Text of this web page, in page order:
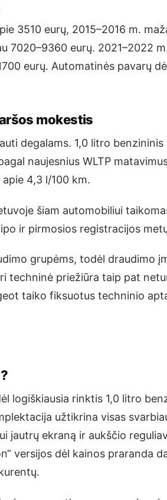
3510 eurų, 2015–2016 m.
7020–9360 eurų. 2021–2022
eurų. Automatinės pavarų
mokestis
degalams. 1,0 litro
naujesnius WLTP
4,3 l/100 km.
šiam automobiliui
ir pirmosios registracijos
grupėms, todėl draudimo
techninė priežiūra taip pat
taiko fiksuotus techninio
logiškiausia rinktis 1,0 litro
užtikrina visas
jautrų ekraną ir aukščio
versijos dėl kainos praranda